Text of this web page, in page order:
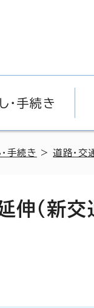
・手続き
手続き >道路・交
伸（新